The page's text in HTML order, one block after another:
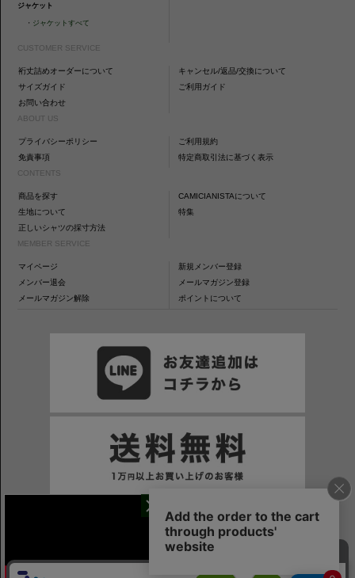
ジャケット
・ ジャケットすべて
CUSTOMER SERVICE
裄丈詰めオーダーについて
キャンセル/返品/交換について
サイズガイド
ご利用ガイド
お問い合わせ
ABOUT US
プライバシーポリシー
ご利用規約
免責事項
特定商取引法に基づく表示
CONTENTS
商品を探す
CAMICIANISTAについて
生地について
特集
正しいシャツの採寸方法
MEMBER SERVICE
マイページ
新規メンバー登録
メンバー退会
メールマガジン登録
メールマガジン解除
ポイントについて